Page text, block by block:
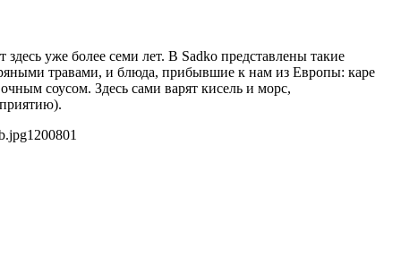
уже более семи лет. В Sаdko представлены такие
травами, и блюда, прибывшие к нам из Европы: каре
соусом. Здесь сами варят кисель и морс,
1200801